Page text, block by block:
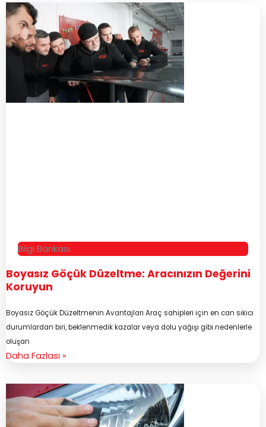
Bilgi Bankası
Boyasız Göçük Düzeltme: Aracınızın Değerini
Koruyun
Boyasız Göçük Düzeltmenin Avantajları Araç sahipleri için en can sıkıcı
durumlardan biri, beklenmedik kazalar veya dolu yağışı gibi nedenlerle
oluşan
Daha Fazlası »